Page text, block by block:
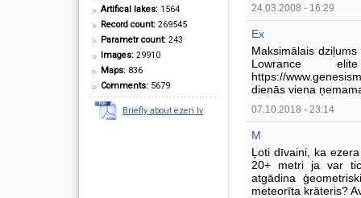
Artifical lakes: 1564
Record count: 269545
Parametr count: 243
Images: 29910
Maps: 836
Comments: 5679
Briefly about ezeri.lv
24.03.2008 - 16:29
Ex
Maksimālais
Lowrance
https://
dienās viena
07.10.2018 - 23:14
M
Ļoti dīvaini, ka
20+ metri ja var
atgādina
meteorīta krāteris?